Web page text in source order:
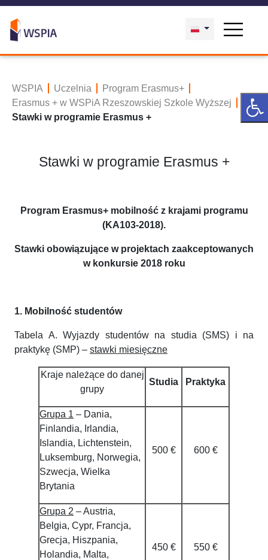
WSPIA Uczelnia
Program Erasmus+
Erasmus + w WSPiA Rzeszowskiej Szkole Wyższej
Stawki w programie Erasmus +
Stawki w programie Erasmus +
Program Erasmus+ mobilność z krajami programu
(KA103-2018).
Stawki obowiązujące w projektach zaakceptowanych
w konkursie 2018 roku
1. Mobilność studentów
Tabela A. Wyjazdy studentów na studia (SMS) i na
praktykę (SMP) – stawki miesięczne
Kraje należące do danej
grupy
Studia Praktyka
Grupa 1 – Dania,
Finlandia, Irlandia,
Islandia, Lichtenstein,
Luksemburg, Norwegia,
Szwecja, Wielka
Brytania
500 € 600 €
Grupa 2 – Austria,
Belgia, Cypr, Francja,
Grecja, Hiszpania,
Holandia, Malta,
450 € 550 €